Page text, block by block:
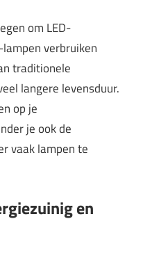
om LED-
verbruiken
traditionele
langere levensduur.
op je
je ook de
vaak lampen te
en